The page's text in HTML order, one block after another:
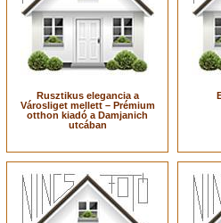
Rusztikus elegancia a
Városliget mellett – Prémium
otthon kiadó a Damjanich
utcában